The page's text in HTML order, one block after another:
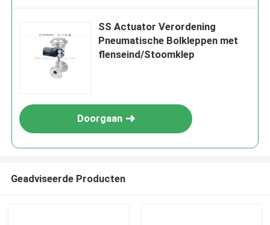
SS Actuator Verordening
Pneumatische Bolkleppen met
flenseind/Stoomklep
Doorgaan
Geadviseerde Producten